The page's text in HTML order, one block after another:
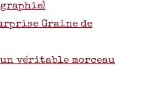
Graine de
véritable morceau